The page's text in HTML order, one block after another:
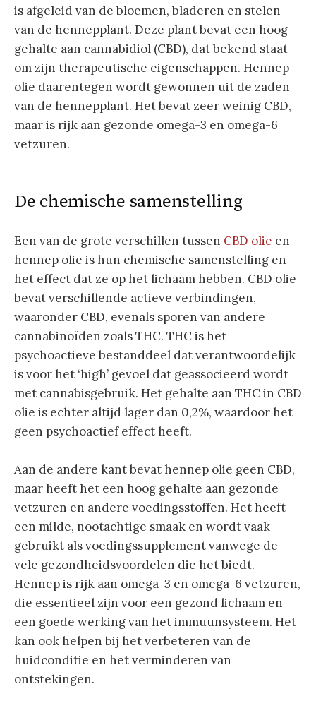
is afgeleid van de bloemen, bladeren en stelen
van de hennepplant. Deze plant bevat een hoog
gehalte aan cannabidiol (CBD), dat bekend staat
om zijn therapeutische eigenschappen. Hennep
olie daarentegen wordt gewonnen uit de zaden
van de hennepplant. Het bevat zeer weinig CBD,
maar is rijk aan gezonde omega-3 en omega-6
vetzuren.
De chemische samenstelling
Een van de grote verschillen tussen CBD olie en
hennep olie is hun chemische samenstelling en
het effect dat ze op het lichaam hebben. CBD olie
bevat verschillende actieve verbindingen,
waaronder CBD, evenals sporen van andere
cannabinoïden zoals THC. THC is het
psychoactieve bestanddeel dat verantwoordelijk
is voor het ‘high’ gevoel dat geassocieerd wordt
met cannabisgebruik. Het gehalte aan THC in CBD
olie is echter altijd lager dan 0,2%, waardoor het
geen psychoactief effect heeft.
Aan de andere kant bevat hennep olie geen CBD,
maar heeft het een hoog gehalte aan gezonde
vetzuren en andere voedingsstoffen. Het heeft
een milde, nootachtige smaak en wordt vaak
gebruikt als voedingssupplement vanwege de
vele gezondheidsvoordelen die het biedt.
Hennep is rijk aan omega-3 en omega-6 vetzuren,
die essentieel zijn voor een gezond lichaam en
een goede werking van het immuunsysteem. Het
kan ook helpen bij het verbeteren van de
huidconditie en het verminderen van
ontstekingen.